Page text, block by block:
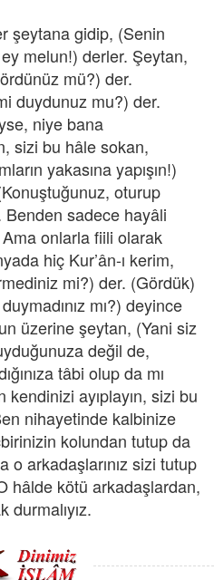
şeytana gidip, (Senin
melun!) derler. Şeytan,
mü?) der.
duydunuz mu?) der.
niye bana
sizi bu hâle sokan,
yakasına yapışın!)
oturup
Benden sadece hayâli
onlarla fiili olarak
hiç Kur’ân-ı kerim,
mi?) der. (Gördük)
mı?) deyince
üzerine şeytan, (Yani siz
değil de,
tâbi olup da mı
ayıplayın, sizi bu
nihayetinde kalbinize
kolundan tutup da
o arkadaşlarınız sizi tutup
hâlde kötü arkadaşlardan,
durmalıyız.